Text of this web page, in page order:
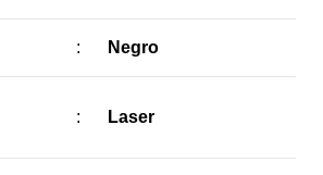
: Negro
: Laser